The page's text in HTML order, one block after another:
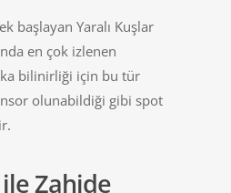
başlayan Yaralı Kuşlar
en çok izlenen
bilinirliği için bu tür
olunabildiği gibi spot
Zahide